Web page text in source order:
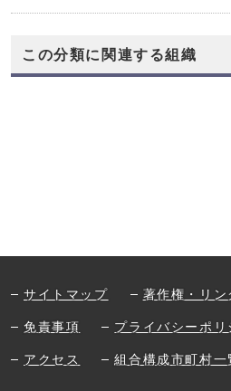
この分類に関連する組織
サイトマップ 著作権・リン
免責事項 プライバシーポリ
アクセス 組合構成市町村一